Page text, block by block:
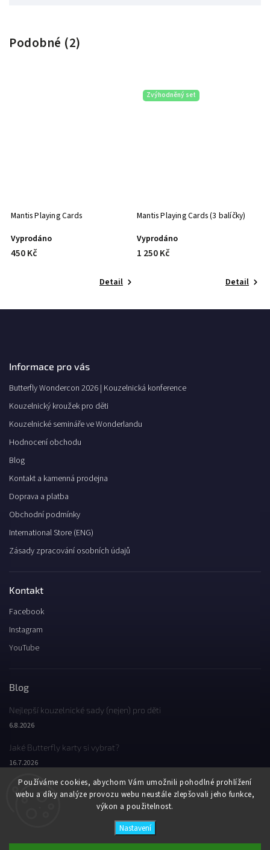
Používáme cookies, abychom Vám umožnili pohodlné prohlížení
webu a díky analýze provozu webu neustále zlepšovali jeho funkce,
výkon a použitelnost.
Nastavení
Podobné (2)
Mantis Playing Cards
Vyprodáno
450 Kč
Detail
Zvýhodněný set
Mantis Playing Cards (3 balíčky)
Vyprodáno
1 250 Kč
Detail
Informace pro vás
Butterfly Wondercon 2026 | Kouzelnická konference
Kouzelnický kroužek pro děti
Kouzelnické semináře ve Wonderlandu
Hodnocení obchodu
Blog
Kontakt a kamenná prodejna
Doprava a platba
Obchodní podmínky
International Store (ENG)
Zásady zpracování osobních údajů
Kontakt
Facebook
Instagram
YouTube
Blog
Nejlepší kouzelnické sady (nejen) pro děti
6.8.2026
Jaké Butterfly karty si vybrat?
16.7.2026
Jaký byl Butterfly Wondercon 2025?
Copyright 2026Butterfly Wonderland. Všechna práva vyhrazena.